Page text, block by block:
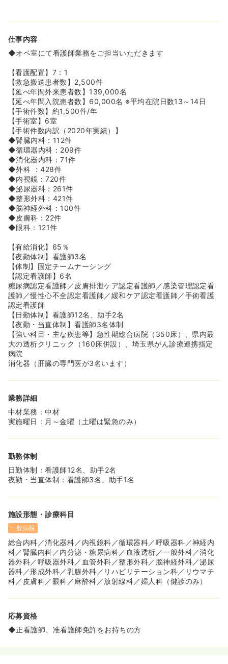
スでスキルアップしたい方におすすめの職場環境です。
≪中途の方も安心のフォロー体制≫
◆2012年4月より、中途看護師の入職後フォロー・教育専
これまでは同院にて月に1,2回、看護職員のカウンセリング
を担当されていましたが、この度正式に、中途看護師の入
職後フォロー・教育専任として副看護部長に就任されまし
た。
新卒よりもおろそかになりがちな中途者フォローに、これ
まで以上に力を入れていく方向です。
仕事内容
◆オペ室にて看護師業務をご担当いただきます
【看護配置】7：1
【救急搬送患者数】2,500件
【延べ年間外来患者数】139,000名
【延べ年間入院患者数】60,000名 ※平均在院日数13～14日
【手術件数】約1,500件/年
【手術室】6室
【手術件数内訳（2020年実績）】
◆腎臓内科：112件
◆循環器内科：209件
◆消化器内科：71件
◆外科 ：428件
◆内視鏡：720件
◆泌尿器科：261件
◆整形外科：421件
◆脳神経外科：100件
◆皮膚科：22件
◆眼科：121件
【有給消化】65％
【夜勤体制】看護師3名
【体制】固定チームナーシング
【認定看護師】6名
糖尿病認定看護師／皮膚排泄ケア認定看護師／感染管理認定看
護師／慢性心不全認定看護師／緩和ケア認定看護師／手術看護
認定看護師
【日勤体制】看護師12名、助手2名
【夜勤・当直体制】看護師3名体制
【強い科目・主な疾患等】急性期総合病院（350床）、県内最
大の透析クリニック（160床併設）、埼玉県がん診療連携指定
病院
消化器（肝臓の専門医が3名います）
業務詳細
中材業務：中材
実施曜日：月～金曜（土曜は緊急のみ）
勤務体制
日勤体制：看護師12名、助手2名
夜勤・当直体制：看護師3名、助手1名
施設形態・診療科目
一般病院
総合内科／消化器科／内視鏡科／循環器科／呼吸器科／神経内
科／腎臓内科／内分泌・糖尿病科／血液透析／一般外科／消化
器外科／呼吸器外科／血管外科／整形外科／脳神経外科／泌尿
器科／形成外科／乳腺外科／リハビリテーション科／リウマチ
科／皮膚科／眼科／麻酔科／放射線科／婦人科（健診のみ）
応募資格
◆正看護師、准看護師免許をお持ちの方